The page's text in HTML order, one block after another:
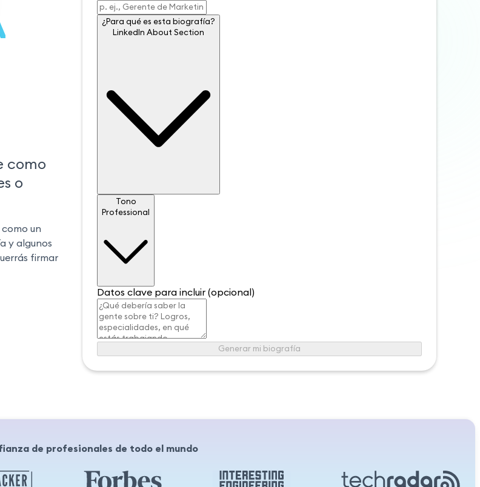
como
o
un
y algunos
firmar
¿Para qué es esta biografía?
¿Para qué es esta biografía?
LinkedIn About Section
TonoTono
Professional
Datos clave para incluir (opcional)
Generar mi biografía
de profesionales de todo el mundo